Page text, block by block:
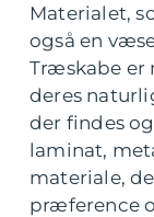
Materialet,
også en
Træskabe
deres
der findes
laminat,
materiale,
præference